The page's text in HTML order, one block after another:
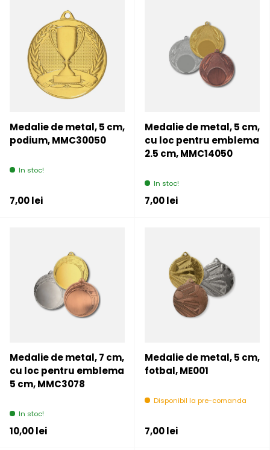
Medalie de metal, 5 cm,
podium, MMC30050
In stoc!
Pret initial
7,00 lei
Medalie de metal, 5 cm,
cu loc pentru emblema
2.5 cm, MMC14050
In stoc!
Pret initial
7,00 lei
Medalie de metal, 7 cm,
cu loc pentru emblema
5 cm, MMC3078
In stoc!
Pret initial
10,00 lei
Medalie de metal, 5 cm,
fotbal, ME001
Disponibil la pre-comanda
Pret initial
7,00 lei